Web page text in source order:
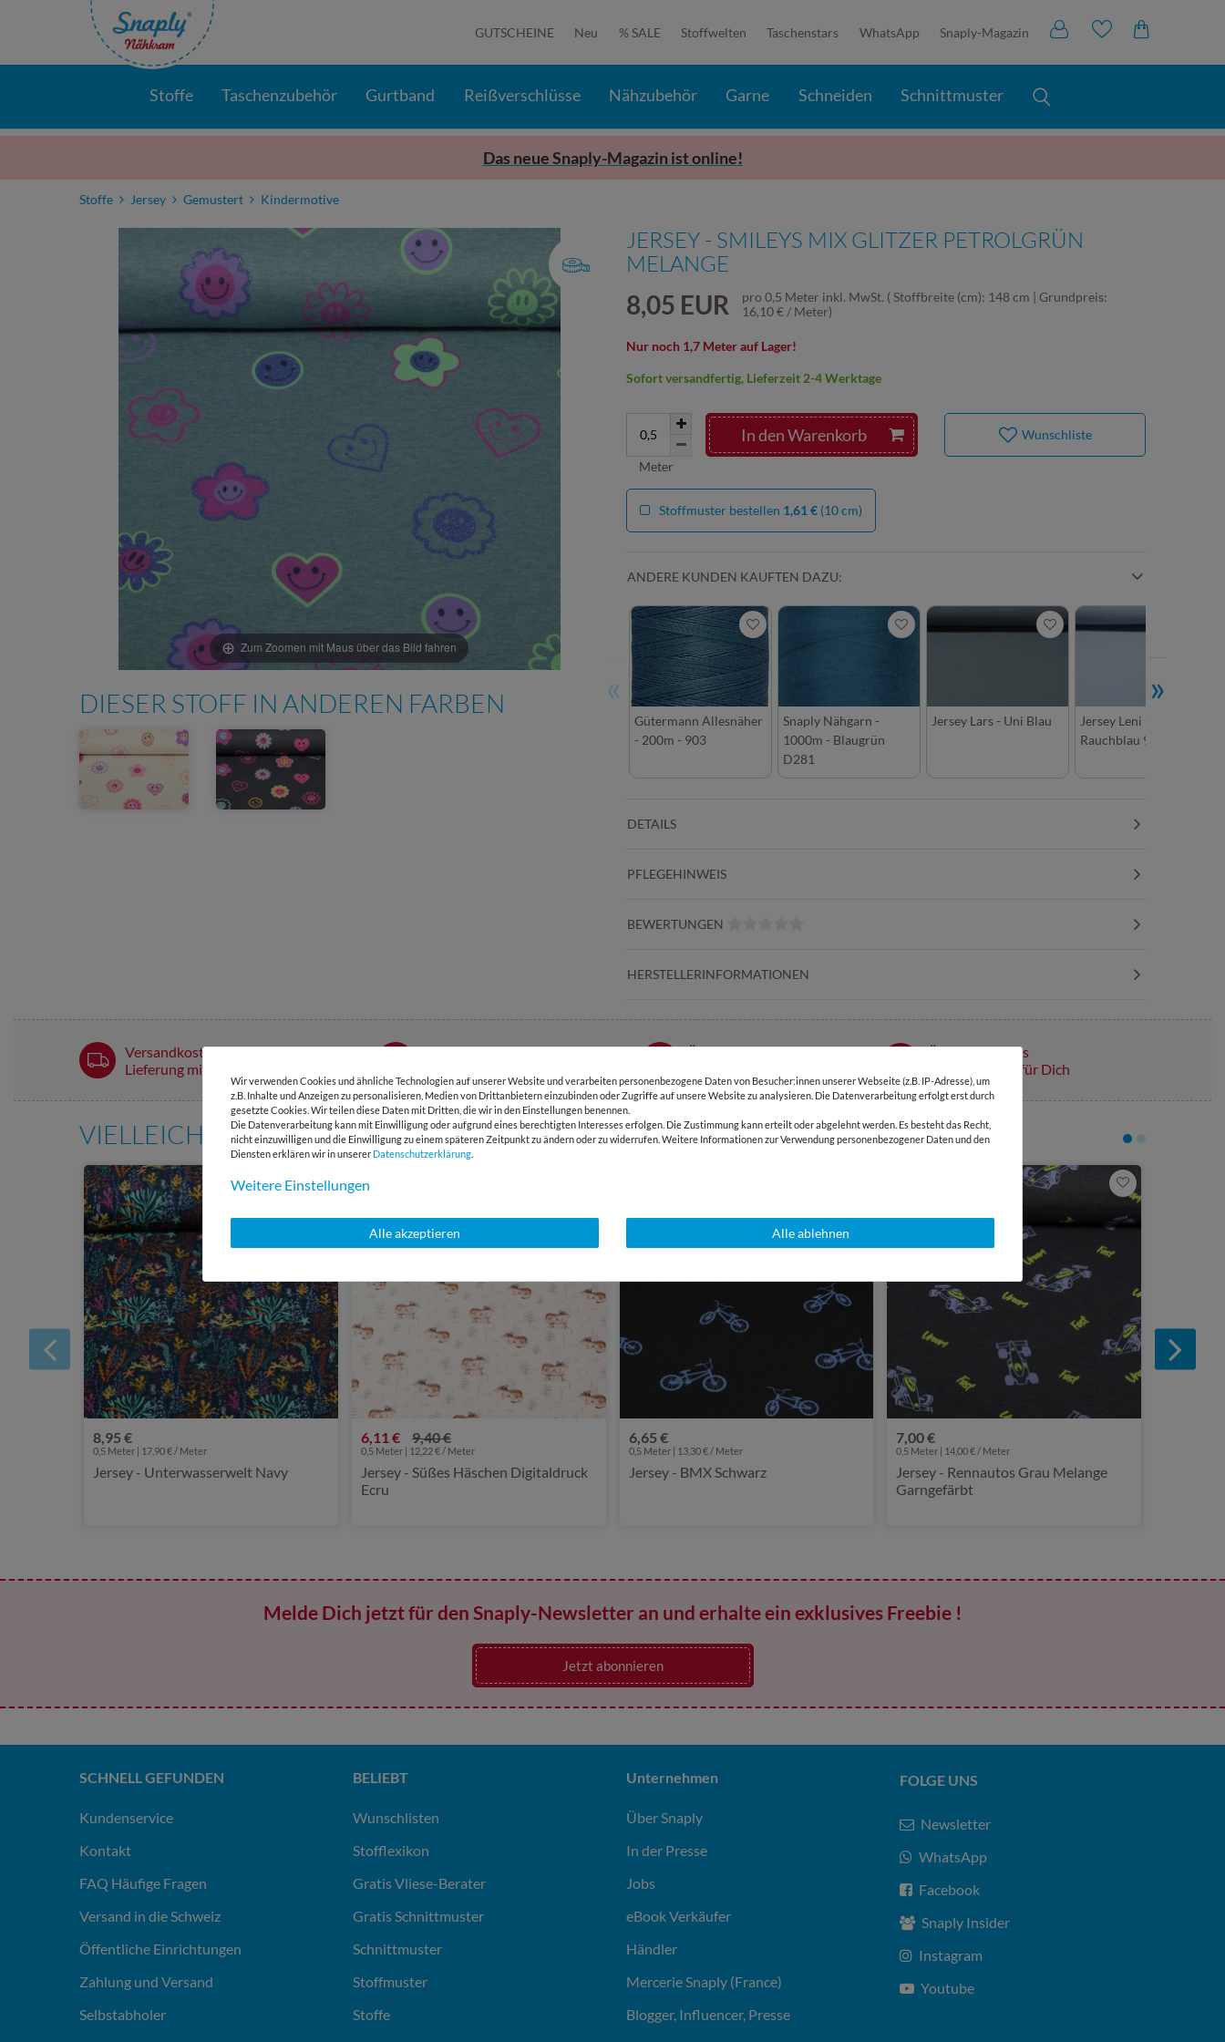
GUTSCHEINE Neu % SALE Stoffwelten Taschenstars WhatsApp Snaply-Magazin
Stoffe Taschenzubehör Gurtband Reißverschlüsse Nähzubehör Garne Schneiden Schnittmuster
Das neue Snaply-Magazin ist online!
Stoffe Jersey Gemustert Kindermotive
Zum Zoomen mit Maus über das Bild fahren
DIESER STOFF IN ANDEREN FARBEN
JERSEY - SMILEYS MIX GLITZER PETROLGRÜN
MELANGE
8,05 EUR pro 0,5 Meter inkl. MwSt. ( Stoffbreite (cm): 148 cm | Grundpreis:
16,10 € / Meter)
Nur noch 1,7 Meter auf Lager!
In den Warenkorb
Meter
Sofort versandfertig, Lieferzeit 2-4 Werktage
Wunschliste
Stoffmuster bestellen 1,61 € (10 cm)
ANDERE KUNDEN KAUFTEN DAZU:
Gütermann Allesnäher
- 200m - 903
Snaply Nähgarn -
1000m - Blaugrün
D281
Jersey Lars - Uni Blau
Jersey Leni -
Rauchblau 920
« »
DETAILS
PFLEGEHINWEIS
BEWERTUNGEN
HERSTELLERINFORMATIONEN
Versandkostenfrei ab 60 € -
Lieferung mit DHL
E-Mail Kundenservice
Über 98% positive
Über 110 Gratis
Schnittmuster für Dich
VIELLEICHT AUCH INTERESSANT
8,95 €
0,5 Meter | 17,90 € / Meter
Jersey - Unterwasserwelt Navy
-35 %
6,11 € 9,40 €
0,5 Meter | 12,22 € / Meter
Jersey - Süßes Häschen Digitaldruck
Ecru
6,65 €
0,5 Meter | 13,30 € / Meter
Jersey - BMX Schwarz
7,00 €
0,5 Meter | 14,00 € / Meter
Jersey - Rennautos Grau Melange
Garngefärbt
Melde Dich jetzt für den Snaply-Newsletter an und erhalte ein exklusives Freebie !
Jetzt abonnieren
Wir verwenden Cookies und ähnliche Technologien auf unserer Website und verarbeiten personenbezogene Daten von Besucher:innen unserer Webseite (z.B. IP-Adresse), um
z.B. Inhalte und Anzeigen zu personalisieren, Medien von Drittanbietern einzubinden oder Zugriffe auf unsere Website zu analysieren. Die Datenverarbeitung erfolgt erst durch
gesetzte Cookies. Wir teilen diese Daten mit Dritten, die wir in den Einstellungen benennen.
Die Datenverarbeitung kann mit Einwilligung oder aufgrund eines berechtigten Interesses erfolgen. Die Zustimmung kann erteilt oder abgelehnt werden. Es besteht das Recht,
nicht einzuwilligen und die Einwilligung zu einem späteren Zeitpunkt zu ändern oder zu widerrufen. Weitere Informationen zur Verwendung personenbezogener Daten und den
Diensten erklären wir in unserer Daten­schutz­erklärung
Weitere Einstellungen
Alle akzeptieren Alle ablehnen
SCHNELL GEFUNDEN
Kundenservice
Kontakt
FAQ Häufige Fragen
Versand in die Schweiz
Öffentliche Einrichtungen
Zahlung und Versand
Selbstabholer
BELIEBT
Wunschlisten
Stofflexikon
Gratis Vliese-Berater
Gratis Schnittmuster
Schnittmuster
Stoffmuster
Stoffe
Unternehmen
Über Snaply
In der Presse
Jobs
eBook Verkäufer
Händler
Mercerie Snaply (France)
Blogger, Influencer, Presse
FOLGE UNS
Newsletter
WhatsApp
Facebook
Snaply Insider
Instagram
Youtube